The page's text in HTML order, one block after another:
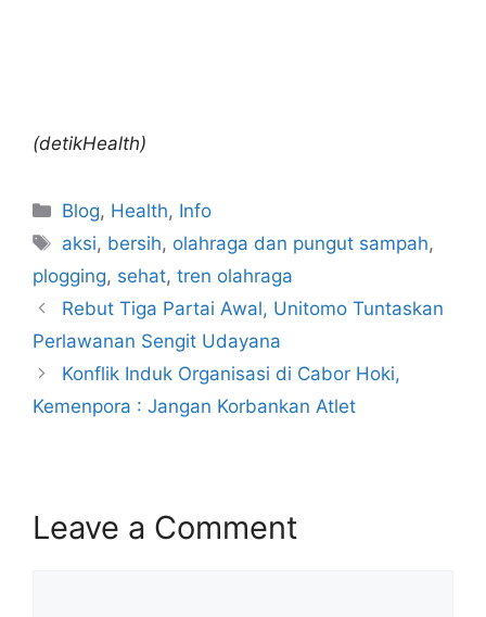
(detikHealth)
Blog, Health, Info
aksi, bersih, olahraga dan pungut sampah,
plogging, sehat, tren olahraga
Rebut Tiga Partai Awal, Unitomo Tuntaskan
Perlawanan Sengit Udayana
Konflik Induk Organisasi di Cabor Hoki,
Kemenpora : Jangan Korbankan Atlet
Leave a Comment